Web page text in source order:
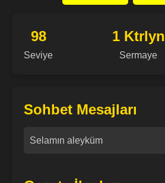
98
Seviye
1 Ktrlyn
Sermaye
Sohbet Mesajları
Selamın aleyküm